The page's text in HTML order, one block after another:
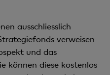
ausschliesslich
verweisen
und das
können diese kostenlos